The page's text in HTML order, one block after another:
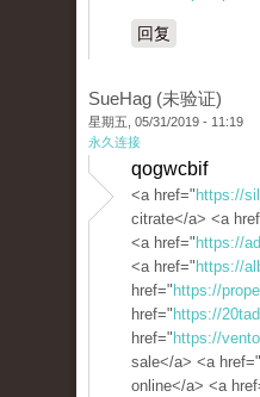
回复
SueHag (未验证)
星期五, 05/31/2019 - 11:19
永久连接
qogwcbif
<a href=" https://
citrate</a> <a
<a href=" https://
<a href=" https://
href=" https://
href=" https://
href=" https://
sale</a> <a href="
online</a> <a